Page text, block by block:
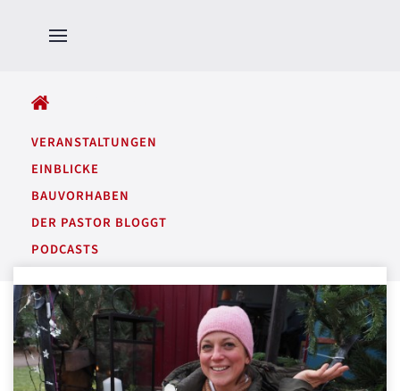
VERANSTALTUNGEN
EINBLICKE
BAUVORHABEN
DER PASTOR BLOGGT
PODCASTS